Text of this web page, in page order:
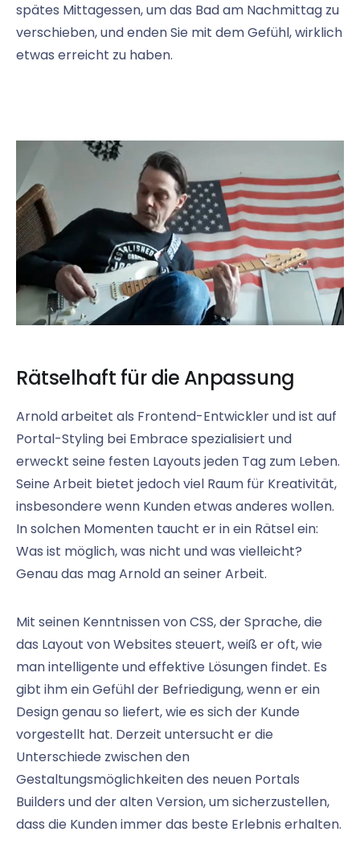
spätes Mittagessen, um das Bad am Nachmittag zu
verschieben, und enden Sie mit dem Gefühl, wirklich
etwas erreicht zu haben.
Rätselhaft für die Anpassung
Arnold arbeitet als Frontend-Entwickler und ist auf
Portal-Styling bei Embrace spezialisiert und
erweckt seine festen Layouts jeden Tag zum Leben.
Seine Arbeit bietet jedoch viel Raum für Kreativität,
insbesondere wenn Kunden etwas anderes wollen.
In solchen Momenten taucht er in ein Rätsel ein:
Was ist möglich, was nicht und was vielleicht?
Genau das mag Arnold an seiner Arbeit.
Mit seinen Kenntnissen von CSS, der Sprache, die
das Layout von Websites steuert, weiß er oft, wie
man intelligente und effektive Lösungen findet. Es
gibt ihm ein Gefühl der Befriedigung, wenn er ein
Design genau so liefert, wie es sich der Kunde
vorgestellt hat. Derzeit untersucht er die
Unterschiede zwischen den
Gestaltungsmöglichkeiten des neuen Portals
Builders und der alten Version, um sicherzustellen,
dass die Kunden immer das beste Erlebnis erhalten.